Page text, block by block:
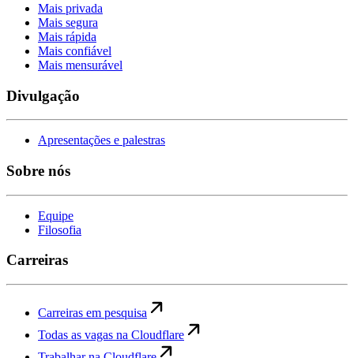
Mais privada
Mais segura
Mais rápida
Mais confiável
Mais mensurável
Divulgação
Apresentações e palestras
Sobre nós
Equipe
Filosofia
Carreiras
Carreiras em pesquisa
Todas as vagas na Cloudflare